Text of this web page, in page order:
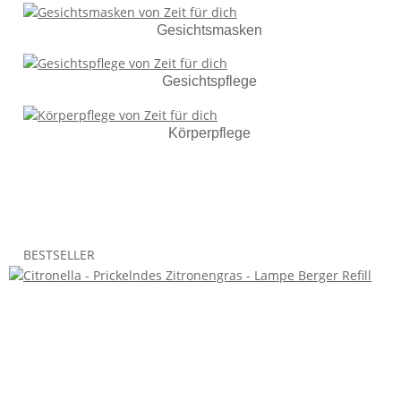
Gesichtsmasken
Gesichtspflege
Körperpflege
BESTSELLER